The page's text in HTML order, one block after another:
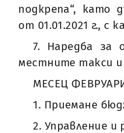
подкрепа“, като
от 01.01.2021 г., с
7. Наредба за
местните такси и
МЕСЕЦ
1. Приемане
2. Управление